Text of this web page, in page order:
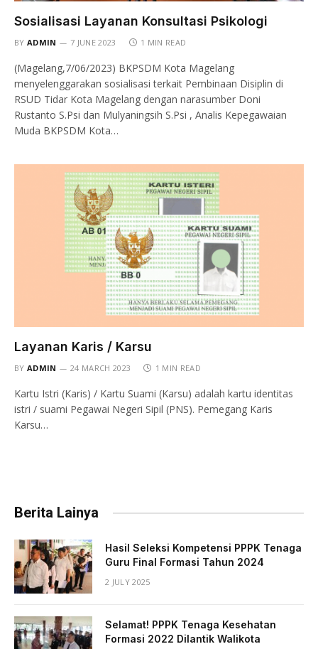
Sosialisasi Layanan Konsultasi Psikologi
BY ADMIN 7 JUNE 2023 1 MIN READ
(Magelang,7/06/2023) BKPSDM Kota Magelang
menyelenggarakan sosialisasi terkait Pembinaan Disiplin di
RSUD Tidar Kota Magelang dengan narasumber Doni
Rustanto S.Psi dan Mulyaningsih S.Psi , Analis Kepegawaian
Muda BKPSDM Kota…
Layanan Karis / Karsu
BY ADMIN 24 MARCH 2023 1 MIN READ
Kartu Istri (Karis) / Kartu Suami (Karsu) adalah kartu identitas
istri / suami Pegawai Negeri Sipil (PNS). Pemegang Karis
Karsu…
Berita Lainya
Hasil Seleksi Kompetensi PPPK Tenaga
Guru Final Formasi Tahun 2024
2 JULY 2025
Selamat! PPPK Tenaga Kesehatan
Formasi 2022 Dilantik Walikota